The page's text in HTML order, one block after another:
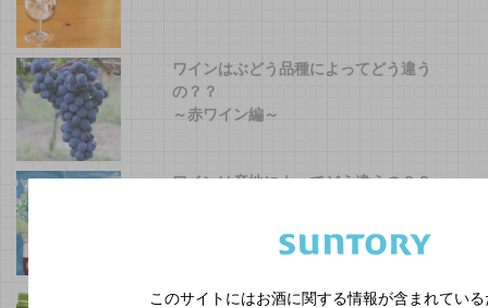
ワインはぶどう品種によってどう違う
の？？
～赤ワイン編～
ワインは産地によってどう違うの？？
デキャンタってどんな効果があるの？？
このサイトにはお酒に関する情報が含まれてい